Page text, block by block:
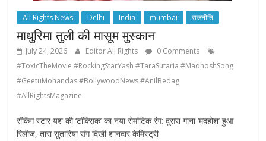
All Rights News Delhi India mumbai राजनीति
माधुरिमा तुली की मासूम मुस्कान
July 24, 2026 Editor All Rights
0 Comments
#ToxicTheMovie #RockingStarYash #TaraSutaria #MadhoshSong
#GeetuMohandas #BollywoodNews #AnilBedag
#AllRightsMagazine
रॉकिंग स्टार यश की ‘टॉक्सिक’ का नया रोमांटिक रंग: दूसरा गाना ‘मदहोश’ हुआ
रिलीज, तारा सुतारिया संग दिखी शानदार केमिस्ट्री